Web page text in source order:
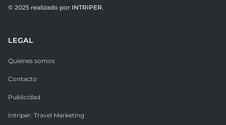
© 2025 realizado por INTRIPER.
LEGAL
Quienes somos
Contacto
Publicidad
Intriper. Travel Marketing